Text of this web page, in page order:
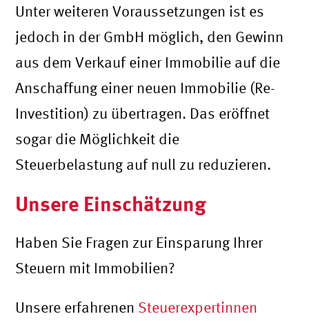
Unter weiteren Voraussetzungen ist es
jedoch in der GmbH möglich, den Gewinn
aus dem Verkauf einer Immobilie auf die
Anschaffung einer neuen Immobilie (Re-
Investition) zu übertragen. Das eröffnet
sogar die Möglichkeit die
Steuerbelastung auf null zu reduzieren.
Unsere Einschätzung
Haben Sie Fragen zur Einsparung Ihrer
Steuern mit Immobilien?
Unsere erfahrenen Steuerexpertinnen